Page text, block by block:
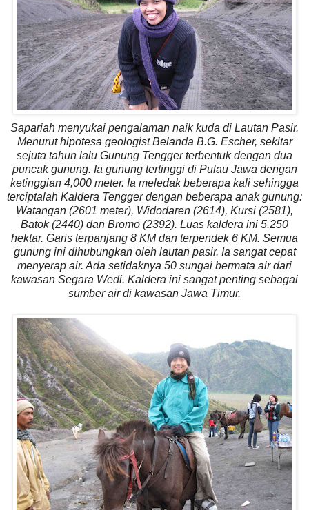
Sapariah menyukai pengalaman naik kuda di Lautan Pasir.
Menurut hipotesa geologist Belanda B.G. Escher, sekitar
sejuta tahun lalu Gunung Tengger terbentuk dengan dua
puncak gunung. Ia gunung tertinggi di Pulau Jawa dengan
ketinggian 4,000 meter. Ia meledak beberapa kali sehingga
terciptalah Kaldera Tengger dengan beberapa anak gunung:
Watangan (2601 meter), Widodaren (2614), Kursi (2581),
Batok (2440) dan Bromo (2392). Luas kaldera ini 5,250
hektar. Garis terpanjang 8 KM dan terpendek 6 KM. Semua
gunung ini dihubungkan oleh lautan pasir. Ia sangat cepat
menyerap air. Ada setidaknya 50 sungai bermata air dari
kawasan Segara Wedi. Kaldera ini sangat penting sebagai
sumber air di kawasan Jawa Timur.